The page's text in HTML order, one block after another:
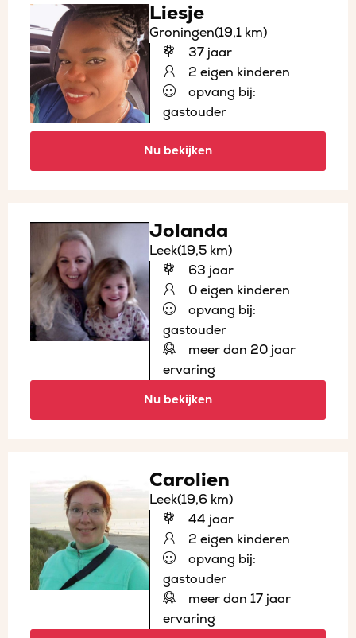
Liesje
Groningen(19,1 km)
37 jaar
2 eigen kinderen
opvang bij:
gastouder
Nu bekijken
Jolanda
Leek(19,5 km)
63 jaar
0 eigen kinderen
opvang bij:
gastouder
meer dan 20 jaar
ervaring
Nu bekijken
Carolien
Leek(19,6 km)
44 jaar
2 eigen kinderen
opvang bij:
gastouder
meer dan 17 jaar
ervaring